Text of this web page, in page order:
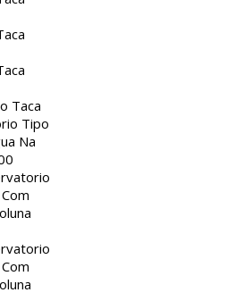
Taca
Tipo
Na